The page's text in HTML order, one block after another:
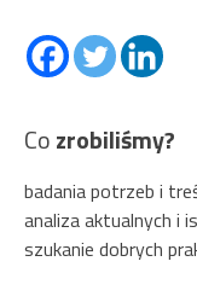
Cozrobiliśmy?
badania potrzeb i
analiza aktualnych i
szukanie dobrych